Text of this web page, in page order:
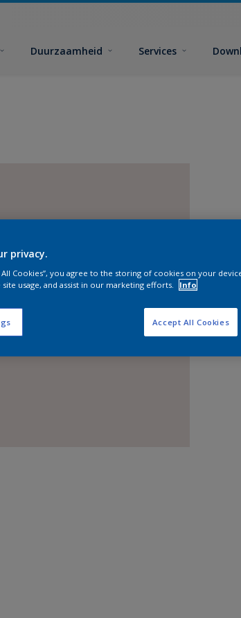
Duurzaamheid Services
privacy.
All Cookies”, you agree to the storing of cookies on your
site usage, and assist in our marketing efforts.
Info
Accept All Cookies